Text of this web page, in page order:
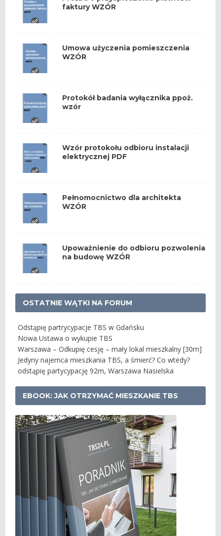
faktury WZÓR
Umowa użyczenia pomieszczenia
WZÓR
Protokół badania wyłącznika ppoż.
wzór
Wzór protokołu odbioru instalacji
elektrycznej PDF
Pełnomocnictwo dla architekta
WZÓR
Upoważnienie do odbioru pozwolenia
na budowę WZÓR
OSTATNIE WĄTKI NA FORUM
Odstąpię partrycypacje TBS w Gdańsku
Nowa Ustawa o wykupie TBS
Warszawa – Odkupię cesję – mały lokal mieszkalny [30m]
Jedyny najemca mieszkania TBS, a śmierć? Co wtedy?
odstąpię partycypację 92m, Warszawa Nasielska
EBOOK: JAK OTRZYMAĆ MIESZKANIE TBS